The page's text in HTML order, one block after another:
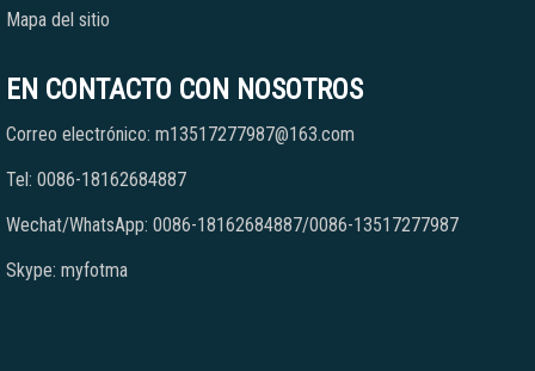
Mapa del sitio
EN CONTACTO CON NOSOTROS
Correo electrónico: m13517277987@163.com
Tel: 0086-18162684887
Wechat/WhatsApp: 0086-18162684887/0086-13517277987
Skype: myfotma